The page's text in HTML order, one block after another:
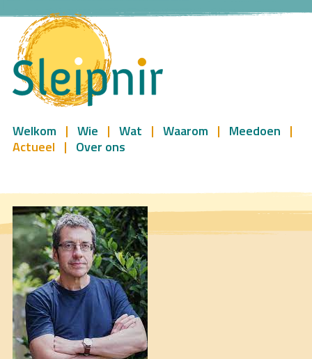
Welkom Wie Wat Waarom
Meedoen
Actueel
Over ons